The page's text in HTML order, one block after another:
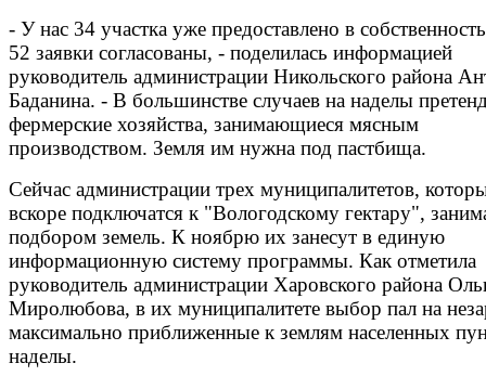
- У нас 34 участка уже предоставлено в
52 заявки согласованы, - поделилась информацией
руководитель администрации Никольского района
Баданина. - В большинстве случаев на наделы
фермерские хозяйства, занимающиеся мясным
производством. Земля им нужна под пастбища.
Сейчас администрации трех муниципалитетов,
вскоре подключатся к "Вологодскому гектару",
подбором земель. К ноябрю их занесут в единую
информационную систему программы. Как отметила
руководитель администрации Харовского района
Миролюбова, в их муниципалитете выбор пал на
максимально приближенные к землям населенных
наделы.